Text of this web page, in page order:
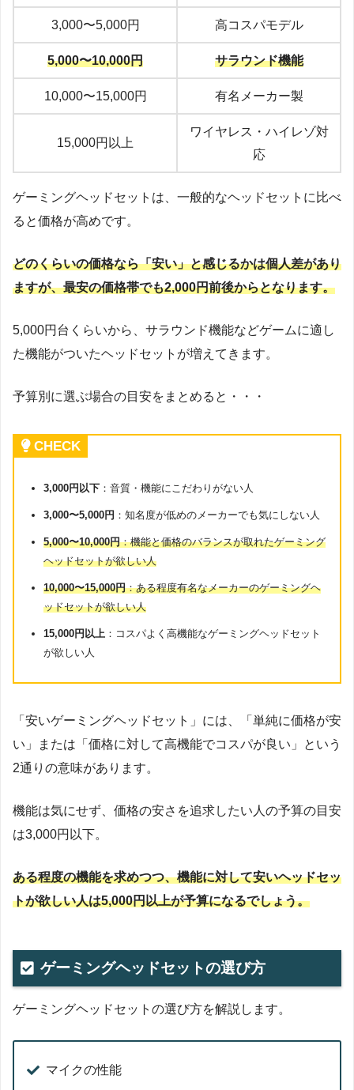
3,000〜5,000円 高コスパモデル
5,000〜10,000円 サラウンド機能
10,000〜15,000円 有名メーカー製
15,000円以上
ワイヤレス・ハイレゾ対
応
ゲーミングヘッドセットは、一般的なヘッドセットに比べ
ると価格が高めです。
どのくらいの価格なら「安い」と感じるかは個人差があり
ますが、最安の価格帯でも2,000円前後からとなります。
5,000円台くらいから、サラウンド機能などゲームに適し
た機能がついたヘッドセットが増えてきます。
予算別に選ぶ場合の目安をまとめると・・・
CHECK
3,000円以下 ：音質・機能にこだわりがない人
3,000〜5,000円 ：知名度が低めのメーカーでも気にしない人
5,000〜10,000円：機能と価格のバランスが取れたゲーミング
ヘッドセットが欲しい人
10,000〜15,000円：ある程度有名なメーカーのゲーミングヘ
ッドセットが欲しい人
15,000円以上 ：コスパよく高機能なゲーミングヘッドセット
が欲しい人
「安いゲーミングヘッドセット」には、「単純に価格が安
い」または「価格に対して高機能でコスパが良い」という
2通りの意味があります。
機能は気にせず、価格の安さを追求したい人の予算の目安
は3,000円以下。
ある程度の機能を求めつつ、機能に対して安いヘッドセッ
トが欲しい人は5,000円以上が予算になるでしょう。
ゲーミングヘッドセットの選び方
ゲーミングヘッドセットの選び方を解説します。
マイクの性能